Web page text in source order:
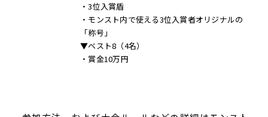
・3位入賞盾
・モンスト内で使える3位入賞者オリジナルの
「称号」
▼ベスト8（4名）
・賞金10万円